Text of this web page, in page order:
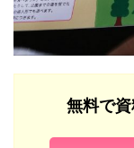
無料で